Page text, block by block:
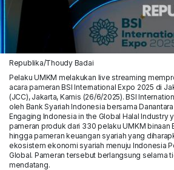
Republika/Thoudy Badai
Pelaku UMKM melakukan live streaming
acara pameran BSI International Expo 2025 di
(JCC), Jakarta, Kamis (26/6/2025). BSI
oleh Bank Syariah Indonesia bersama
Engaging Indonesia in the Global Halal Industry
pameran produk dari 330 pelaku UMKM binaan
hingga pameran keuangan syariah yang
ekosistem ekonomi syariah menuju Indonesia
Global. Pameran tersebut berlangsung selama
mendatang.